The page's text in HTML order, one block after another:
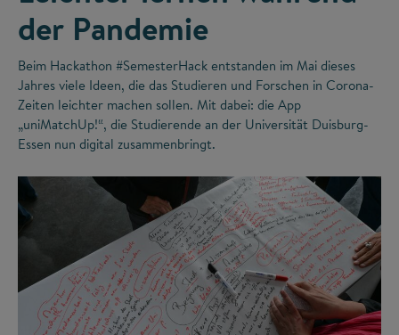
der Pandemie
Beim Hackathon #SemesterHack entstanden im Mai dieses
Jahres viele Ideen, die das Studieren und Forschen in Corona-
Zeiten leichter machen sollen. Mit dabei: die App
„uniMatchUp!“, die Studierende an der Universität Duisburg-
Essen nun digital zusammenbringt.